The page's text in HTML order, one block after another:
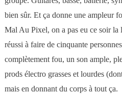
bien sûr. Et ça donne une ampleur
Mal Au Pixel, on a pas eu ce soir la
réussi à faire de cinquante
complètement fou, un son ample,
prods électro grasses et lourdes
mais en donnant du corps à tout ça.